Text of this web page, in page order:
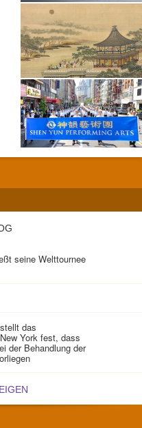
seine Welttournee
das
York fest, dass
der Behandlung der